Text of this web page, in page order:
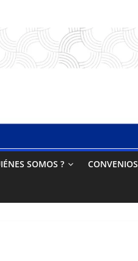
SOMOS ? CONVENIOS